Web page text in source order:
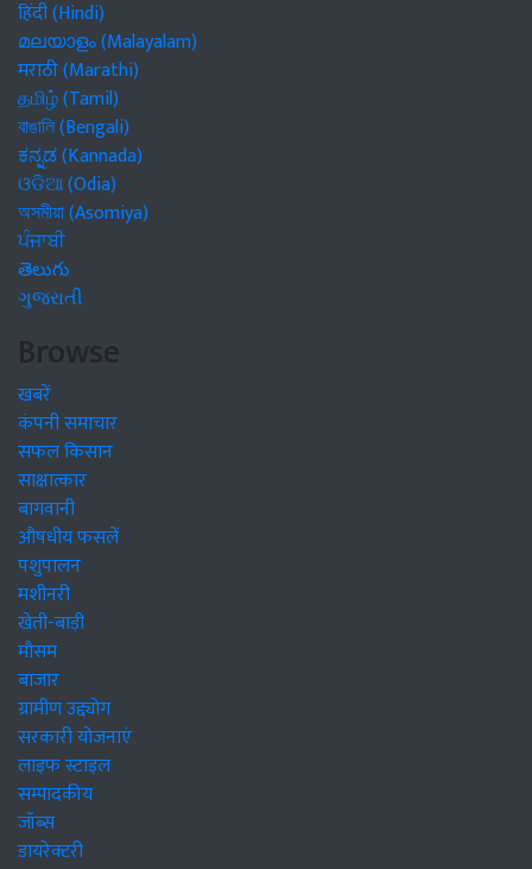
हिंदी (Hindi)
മലയാളം (Malayalam)
मराठी (Marathi)
தமிழ் (Tamil)
বাঙালি (Bengali)
ಕನ್ನಡ (Kannada)
ଓଡିଆ (Odia)
অসমীয়া (Asomiya)
ਪੰਜਾਬੀ
తెలుగు
ગુજરાતી
Browse
खबरें
कंपनी समाचार
सफल किसान
साक्षात्कार
बागवानी
औषधीय फसलें
पशुपालन
मशीनरी
खेती-बाड़ी
मौसम
बाजार
ग्रामीण उद्द्योग
सरकारी योजनाएं
लाइफ स्टाइल
सम्पादकीय
जॉब्स
डायरेक्टरी